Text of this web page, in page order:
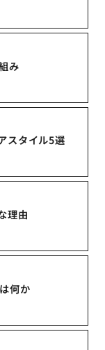
み
スタイル5選
理由
何か